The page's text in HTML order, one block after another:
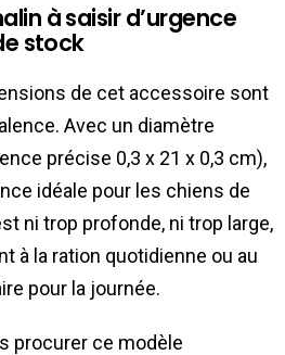
à saisir d’urgence
stock
de cet accessoire sont
Avec un diamètre
précise 0,3 x 21 x 0,3 cm),
idéale pour les chiens de
ni trop profonde, ni trop large,
à la ration quotidienne ou au
pour la journée.
procurer ce modèle